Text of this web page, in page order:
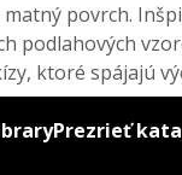
povrch.
podlahových
ktoré spájajú
Prezrieť